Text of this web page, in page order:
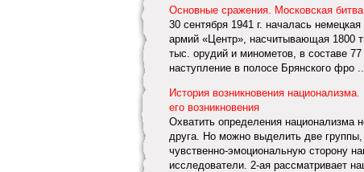
Основные сражения. Московская битва
30 сентября 1941 г. началась
армий «Центр», насчитывающая 1800
тыс. орудий и минометов, в составе
наступление в полосе Брянского фро
История возникновения
его возникновения
Охватить определения национализма
друга. Но можно выделить две
чувственно-эмоциональную сторону
исследователи. 2-ая рассматривает